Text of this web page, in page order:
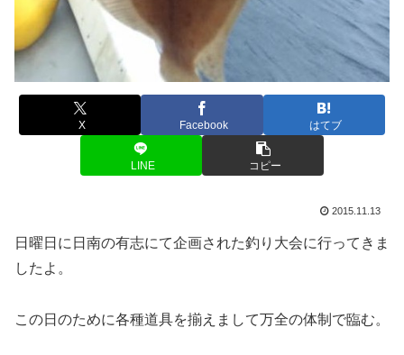
X Facebook はてブ
LINE コピー
2015.11.13
日曜日に日南の有志にて企画された釣り大会に行ってきま
したよ。
この日のために各種道具を揃えまして万全の体制で臨む。